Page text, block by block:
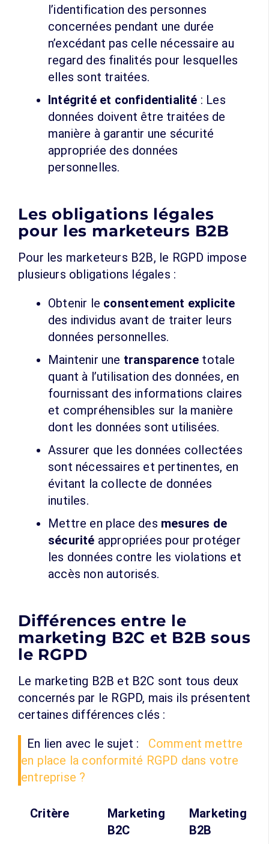
l’identification des personnes
concernées pendant une durée
n’excédant pas celle nécessaire au
regard des finalités pour lesquelles
elles sont traitées.
Intégrité et confidentialité : Les
données doivent être traitées de
manière à garantir une sécurité
appropriée des données
personnelles.
Les obligations légales
pour les marketeurs B2B
Pour les marketeurs B2B, le RGPD impose
plusieurs obligations légales :
Obtenir le consentement explicite
des individus avant de traiter leurs
données personnelles.
Maintenir une transparence totale
quant à l’utilisation des données, en
fournissant des informations claires
et compréhensibles sur la manière
dont les données sont utilisées.
Assurer que les données collectées
sont nécessaires et pertinentes, en
évitant la collecte de données
inutiles.
Mettre en place des mesures de
sécurité appropriées pour protéger
les données contre les violations et
accès non autorisés.
Différences entre le
marketing B2C et B2B sous
le RGPD
Le marketing B2B et B2C sont tous deux
concernés par le RGPD, mais ils présentent
certaines différences clés :
En lien avec le sujet :
Comment mettre
en place la conformité RGPD dans votre
entreprise ?
Critère
Marketing
B2C
Marketing
B2B